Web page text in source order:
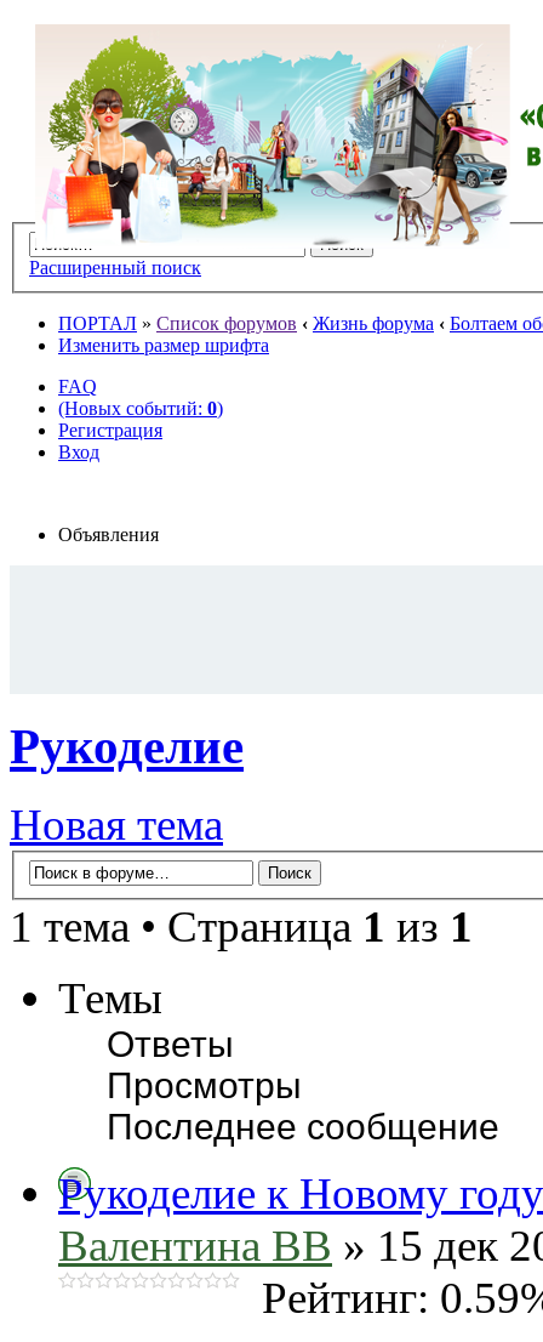
Расширенный поиск
ПОРТАЛ » Список форумов ‹ Жизнь форума ‹ Болтаем
Изменить размер шрифта
FAQ
(Новых событий: 0)
Регистрация
Вход
Объявления
Рукоделие
Новая тема
1 тема • Страница 1 из 1
Темы
Ответы
Просмотры
Последнее сообщение
Рукоделие к Новому
Валентина ВВ » 15 дек
Рейтинг: